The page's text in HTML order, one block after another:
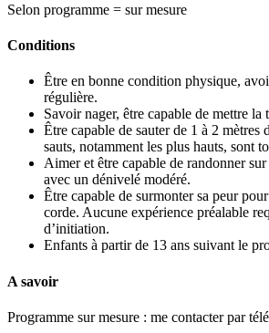
Selon programme = sur mesure
Conditions
Être en bonne condition physique,
régulière.
Savoir nager, être capable de mettre la
Être capable de sauter de 1 à 2 mètres
sauts, notamment les plus hauts, sont
Aimer et être capable de randonner
avec un dénivelé modéré.
Être capable de surmonter sa peur
corde. Aucune expérience préalable
d’initiation.
Enfants à partir de 13 ans suivant le
A savoir
Programme sur mesure : me contacter par